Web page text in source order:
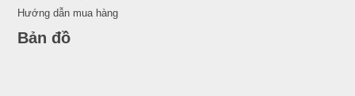
Hướng dẫn mua hàng
Bản đồ